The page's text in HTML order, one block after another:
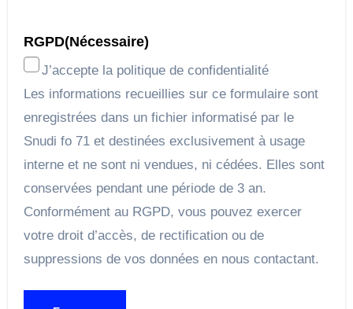
RGPD(Nécessaire)
J’accepte la politique de confidentialité
Les informations recueillies sur ce formulaire sont
enregistrées dans un fichier informatisé par le
Snudi fo 71 et destinées exclusivement à usage
interne et ne sont ni vendues, ni cédées. Elles sont
conservées pendant une période de 3 an.
Conformément au RGPD, vous pouvez exercer
votre droit d’accès, de rectification ou de
suppressions de vos données en nous contactant.